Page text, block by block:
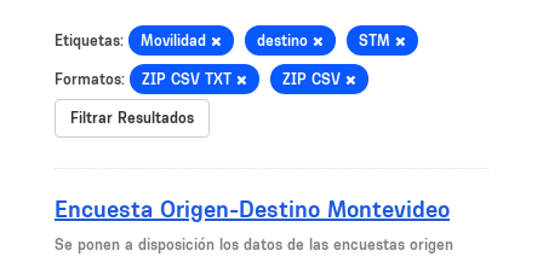
Etiquetas: Movilidad destino STM
Formatos: ZIP CSV TXT ZIP CSV
Filtrar Resultados
Encuesta Origen-Destino Montevideo
Se ponen a disposición los datos de las encuestas origen